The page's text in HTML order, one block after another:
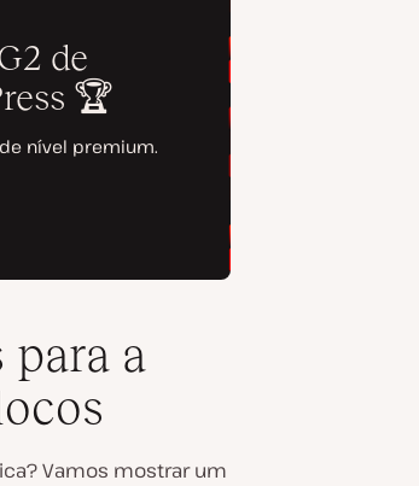
para a
Vamos mostrar um